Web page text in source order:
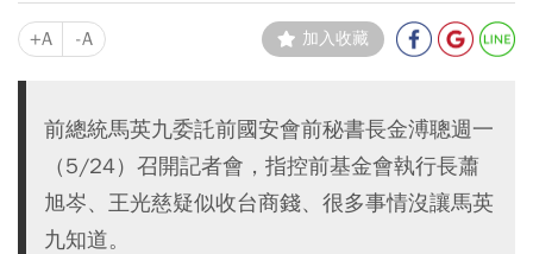
+A -A 加入收藏
前總統馬英九委託前國安會前秘書長金溥聰週一
（5/24）召開記者會，指控前基金會執行長蕭
旭岑、王光慈疑似收台商錢、很多事情沒讓馬英
九知道。